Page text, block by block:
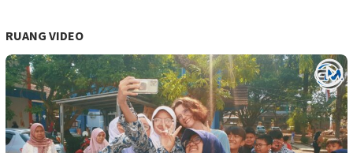
RUANG VIDEO